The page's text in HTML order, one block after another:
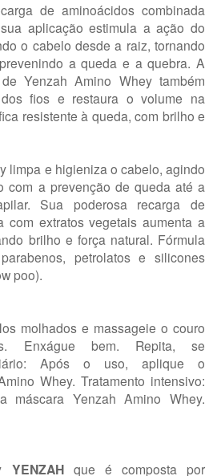
de aminoácidos combinada
aplicação estimula a ação do
o cabelo desde a raiz, tornando
a queda e a quebra. A
Yenzah Amino Whey também
fios e restaura o volume na
resistente à queda, com brilho e
limpa e higieniza o cabelo, agindo
com a prevenção de queda até a
Sua poderosa recarga de
com extratos vegetais aumenta a
brilho e força natural. Fórmula
petrolatos e silicones
poo).
molhados e massageie o couro
Enxágue bem. Repita, se
Após o uso, aplique o
Whey. Tratamento intensivo:
Yenzah Amino Whey.
YENZAHque é composta por